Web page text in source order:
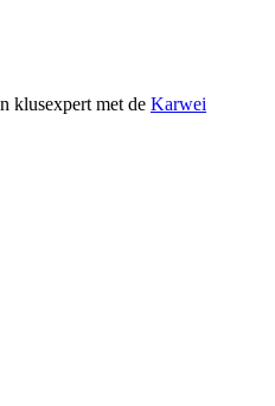
klusexpert met de Karwei